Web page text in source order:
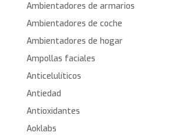
Ambientadores de armarios
Ambientadores de coche
Ambientadores de hogar
Ampollas faciales
Anticelulíticos
Antiedad
Antioxidantes
Aoklabs